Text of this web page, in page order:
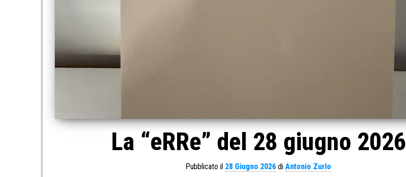
La “eRRe” del 28 giugno 2026
Pubblicato il 28 Giugno 2026 diAntonio Zurlo